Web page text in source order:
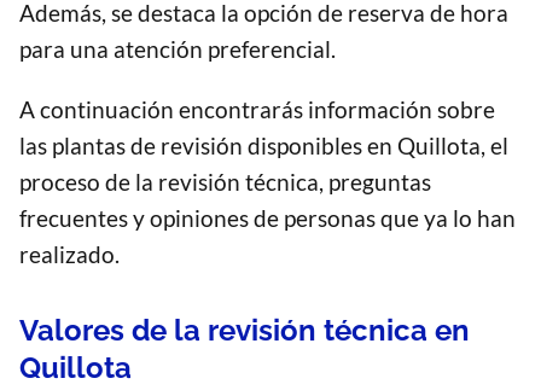
Además, se destaca la opción de reserva de hora
para una atención preferencial.
A continuación encontrarás información sobre
las plantas de revisión disponibles en Quillota, el
proceso de la revisión técnica, preguntas
frecuentes y opiniones de personas que ya lo han
realizado.
Valores de la revisión técnica en
Quillota